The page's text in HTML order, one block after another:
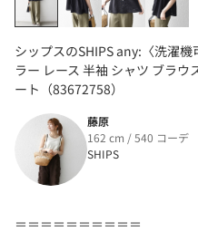
シップスのSHIPS any:〈洗濯
ラー レース 半袖 シャツ ブラ
ート（83672758）
藤原
162 cm / 540 コーデ
SHIPS
＝＝＝＝＝＝＝＝＝＝